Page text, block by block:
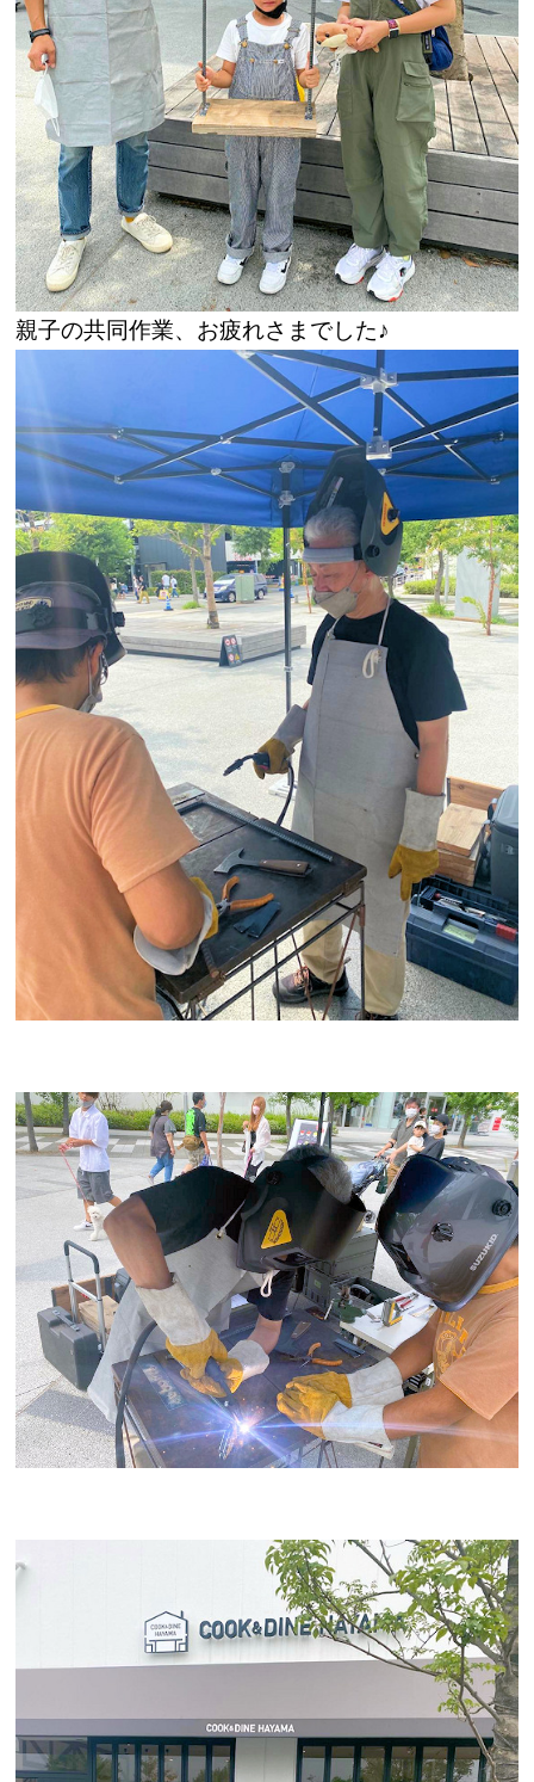
親子の共同作業、お疲れさまでした♪